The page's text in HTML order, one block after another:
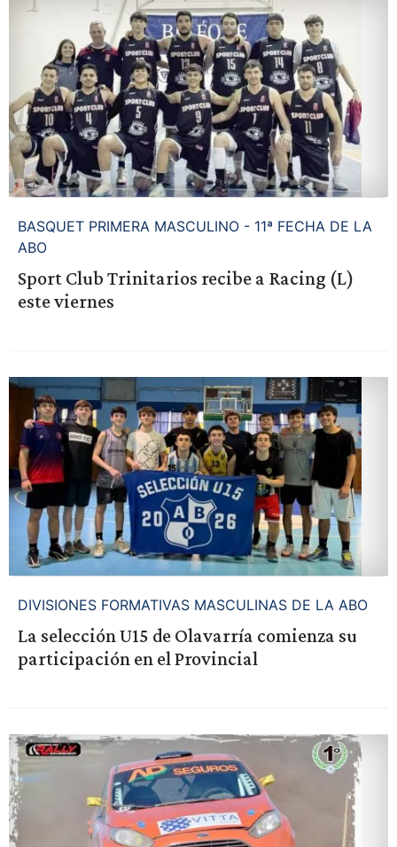
BASQUET PRIMERA MASCULINO - 11ª FECHA DE LA
ABO
Sport Club Trinitarios recibe a Racing (L)
este viernes
DIVISIONES FORMATIVAS MASCULINAS DE LA ABO
La selección U15 de Olavarría comienza su
participación en el Provincial